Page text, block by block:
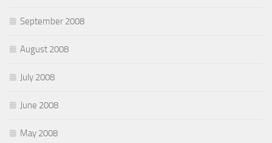
September 2008
August 2008
July 2008
June 2008
May 2008